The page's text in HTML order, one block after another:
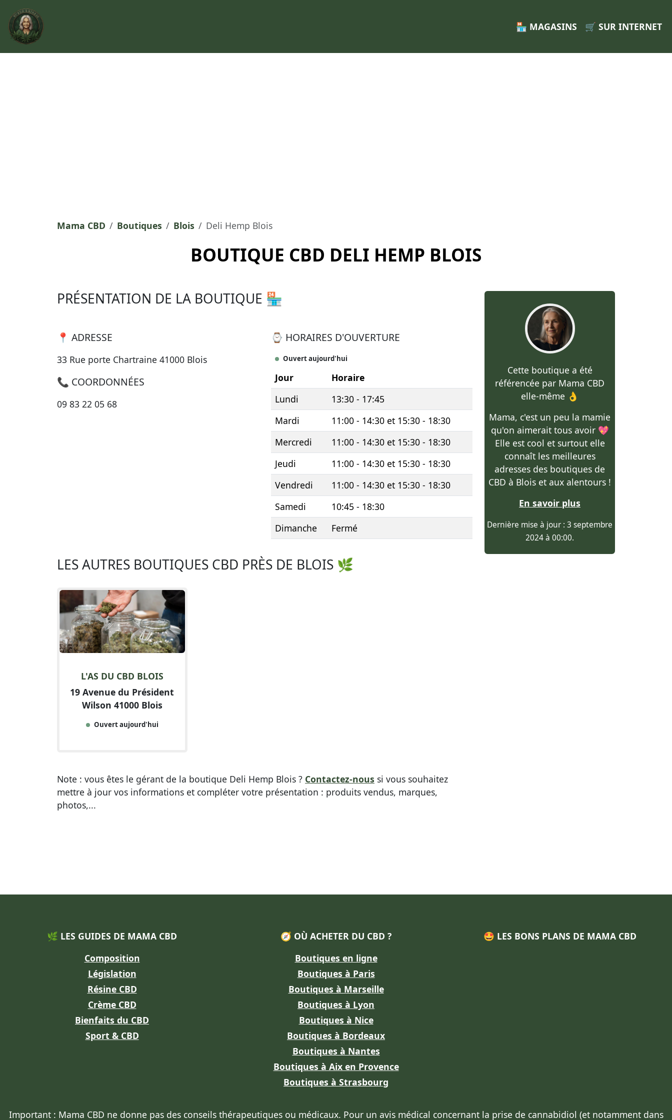
🏪 MAGASINS 🛒 SUR INTERNET
Mama CBD Boutiques Blois Deli Hemp Blois
BOUTIQUE CBD DELI HEMP BLOIS
PRÉSENTATION DE LA BOUTIQUE 🏪
📍 ADRESSE
33 Rue porte Chartraine 41000 Blois
📞 COORDONNÉES
09 83 22 05 68
⌚ HORAIRES D'OUVERTURE
Ouvert aujourd'hui
Jour
Horaire
Lundi
13:30 - 17:45
Mardi
11:00 - 14:30 et 15:30 - 18:30
Mercredi
11:00 - 14:30 et 15:30 - 18:30
Jeudi
11:00 - 14:30 et 15:30 - 18:30
Vendredi
11:00 - 14:30 et 15:30 - 18:30
Samedi
10:45 - 18:30
Dimanche
Fermé
LES AUTRES BOUTIQUES CBD PRÈS DE BLOIS 🌿
L'AS DU CBD BLOIS
19 Avenue du Président
Wilson 41000 Blois
Ouvert aujourd'hui
Note : vous êtes le gérant de la boutique Deli Hemp Blois ? Contactez-nous si vous souhaitez
mettre à jour vos informations et compléter votre présentation : produits vendus, marques,
photos,...
Cette boutique a été
référencée par Mama CBD
elle-même 👌
Mama, c'est un peu la mamie
qu'on aimerait tous avoir 💖
Elle est cool et surtout elle
connaît les meilleures
adresses des boutiques de
CBD à Blois et aux alentours !
En savoir plus
Dernière mise à jour : 3 septembre
2024 à 00:00.
🌿 LES GUIDES DE MAMA CBD
Composition
Législation
Résine CBD
Crème CBD
Bienfaits du CBD
Sport & CBD
🧭 OÙ ACHETER DU CBD ?
Boutiques en ligne
Boutiques à Paris
Boutiques à Marseille
Boutiques à Lyon
Boutiques à Nice
Boutiques à Bordeaux
Boutiques à Nantes
Boutiques à Aix en Provence
Boutiques à Strasbourg
🤩 LES BONS PLANS DE MAMA CBD
Important : Mama CBD ne donne pas des conseils thérapeutiques ou médicaux. Pour un avis médical concernant la prise de cannabidiol (et notamment dans